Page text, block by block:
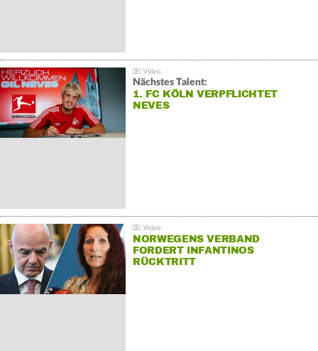
Nächstes Talent:
1. FC KÖLN VERPFLICHTET
NEVES
NORWEGENS VERBAND
FORDERT INFANTINOS
RÜCKTRITT